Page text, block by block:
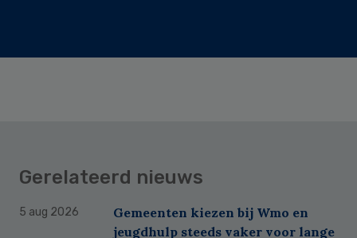
Gerelateerd nieuws
5 aug 2026
Gemeenten kiezen bij Wmo en
jeugdhulp steeds vaker voor lange